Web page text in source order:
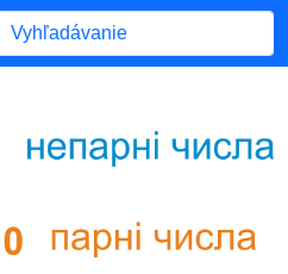
typing for results.